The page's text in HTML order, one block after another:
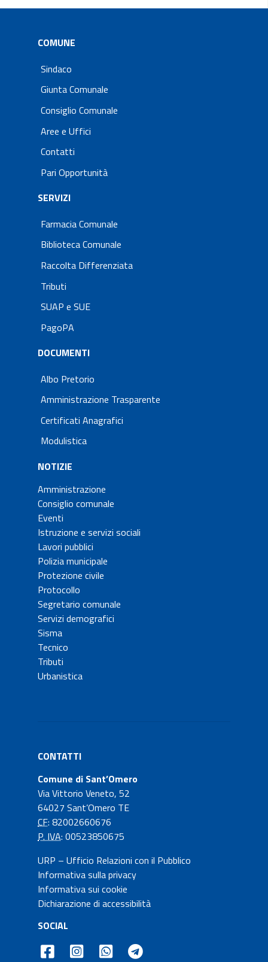
COMUNE
Sindaco
Giunta Comunale
Consiglio Comunale
Aree e Uffici
Contatti
Pari Opportunità
SERVIZI
Farmacia Comunale
Biblioteca Comunale
Raccolta Differenziata
Tributi
SUAP e SUE
PagoPA
DOCUMENTI
Albo Pretorio
Amministrazione Trasparente
Certificati Anagrafici
Modulistica
NOTIZIE
Amministrazione
Consiglio comunale
Eventi
Istruzione e servizi sociali
Lavori pubblici
Polizia municipale
Protezione civile
Protocollo
Segretario comunale
Servizi demografici
Sisma
Tecnico
Tributi
Urbanistica
CONTATTI
Comune di Sant’Omero
Via Vittorio Veneto, 52
64027 Sant’Omero TE
CF: 82002660676
P. IVA: 00523850675
URP – Ufficio Relazioni con il Pubblico
Informativa sulla privacy
Informativa sui cookie
Dichiarazione di accessibilità
SOCIAL